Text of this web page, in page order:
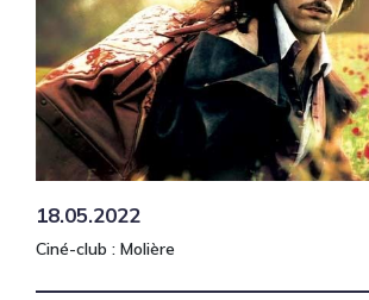
18.05.2022
Ciné-club : Molière